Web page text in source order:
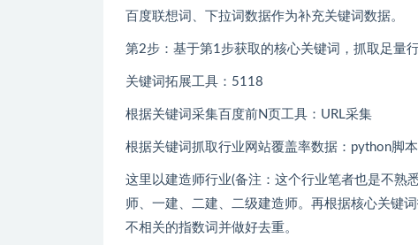
百度联想词、下拉词数据作为补充关键词数据。
第2步：基于第1步获取的核心关键词，抓取足量
关键词拓展工具：5118
根据关键词采集百度前N页工具：URL采集
根据关键词抓取行业网站覆盖率数据：python脚本
这里以建造师行业(备注：这个行业笔者也是不熟
师、一建、二建、二级建造师。再根据核心关键
不相关的指数词并做好去重。